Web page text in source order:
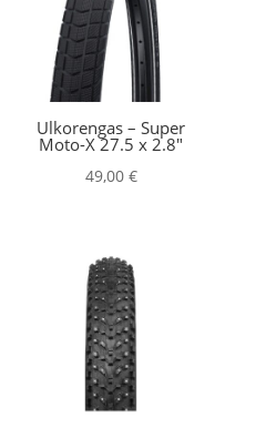
Ulkorengas – Super
Moto-X 27.5 x 2.8″
49,00 €